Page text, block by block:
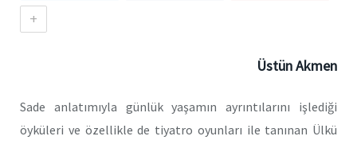
+
Üstün Akmen
Sade anlatımıyla günlük yaşamın ayrıntılarını işlediği
öyküleri ve özellikle de tiyatro oyunları ile tanınan Ülkü